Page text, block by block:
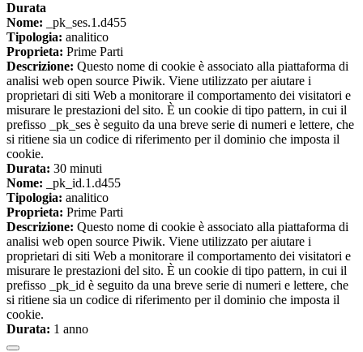
Durata
Nome: _pk_ses.1.d455
Tipologia: analitico
Proprieta: Prime Parti
Descrizione: Questo nome di cookie è associato alla piattaforma di
analisi web open source Piwik. Viene utilizzato per aiutare i
proprietari di siti Web a monitorare il comportamento dei visitatori e
misurare le prestazioni del sito. È un cookie di tipo pattern, in cui il
prefisso _pk_ses è seguito da una breve serie di numeri e lettere, che
si ritiene sia un codice di riferimento per il dominio che imposta il
cookie.
Durata: 30 minuti
Nome: _pk_id.1.d455
Tipologia: analitico
Proprieta: Prime Parti
Descrizione: Questo nome di cookie è associato alla piattaforma di
analisi web open source Piwik. Viene utilizzato per aiutare i
proprietari di siti Web a monitorare il comportamento dei visitatori e
misurare le prestazioni del sito. È un cookie di tipo pattern, in cui il
prefisso _pk_id è seguito da una breve serie di numeri e lettere, che
si ritiene sia un codice di riferimento per il dominio che imposta il
cookie.
Durata: 1 anno